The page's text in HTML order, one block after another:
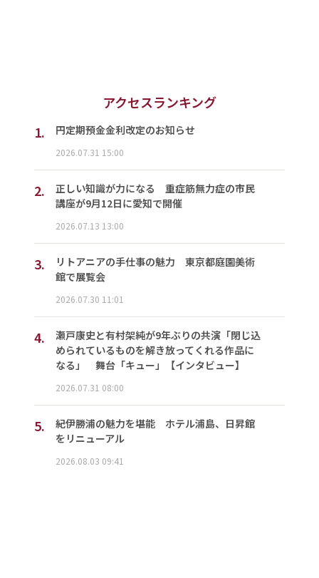
アクセスランキング
1.
円定期預金金利改定のお知らせ
2026.07.31 15:00
2.
正しい知識が力になる 重症筋無力症の市民
講座が9月12日に愛知で開催
2026.07.13 13:00
3.
リトアニアの手仕事の魅力 東京都庭園美術
館で展覧会
2026.07.30 11:01
4.
瀬戸康史と有村架純が9年ぶりの共演「閉じ込
められているものを解き放ってくれる作品に
なる」 舞台「キュー」【インタビュー】
2026.07.31 08:00
5.
紀伊勝浦の魅力を堪能 ホテル浦島、日昇館
をリニューアル
2026.08.03 09:41